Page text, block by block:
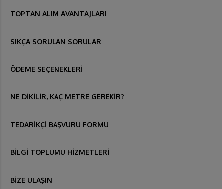
TOPTAN ALIM AVANTAJLARI
SIKÇA SORULAN SORULAR
ÖDEME SEÇENEKLERİ
NE DİKİLİR, KAÇ METRE GEREKİR?
TEDARİKÇİ BAŞVURU FORMU
BİLGİ TOPLUMU HİZMETLERİ
BİZE ULAŞIN